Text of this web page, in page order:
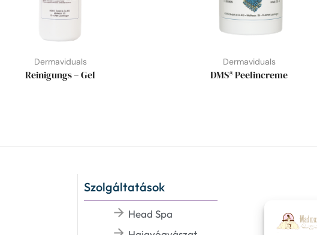
Dermaviduals
Reinigungs – Gel
Dermaviduals
DMS® Peelincreme
Szolgáltatások
Head Spa